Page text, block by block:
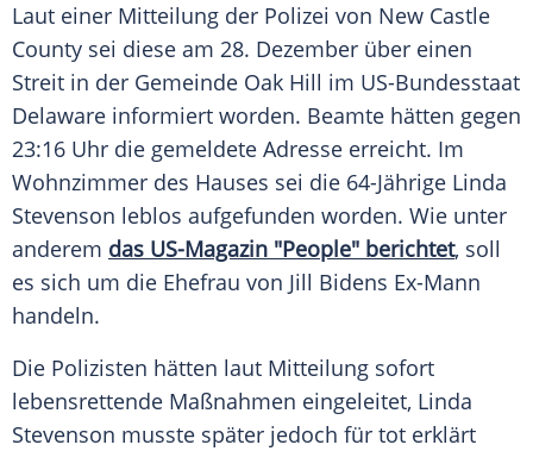
Laut einer Mitteilung der Polizei von New Castle
County sei diese am 28. Dezember über einen
Streit in der Gemeinde Oak Hill im US-Bundesstaat
Delaware informiert worden. Beamte hätten gegen
23:16 Uhr die gemeldete Adresse erreicht. Im
Wohnzimmer des Hauses sei die 64-Jährige Linda
Stevenson leblos aufgefunden worden. Wie unter
anderem das US-Magazin "People" berichtet, soll
es sich um die Ehefrau von Jill Bidens Ex-Mann
handeln.
Die Polizisten hätten laut Mitteilung sofort
lebensrettende Maßnahmen eingeleitet, Linda
Stevenson musste später jedoch für tot erklärt